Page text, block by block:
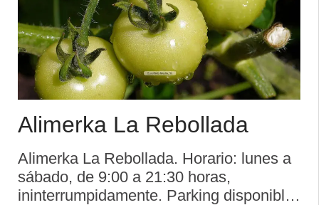
Alimerka La Rebollada
Alimerka La Rebollada. Horario: lunes a
sábado, de 9:00 a 21:30 horas,
ininterrumpidamente. Parking disponible.